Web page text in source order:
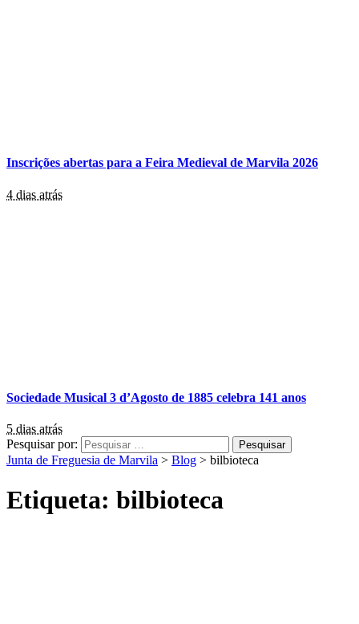
Inscrições abertas para a Feira Medieval de Marvila 2026
4 dias atrás
Sociedade Musical 3 d’Agosto de 1885 celebra 141 anos
5 dias atrás
Pesquisar por:
Junta de Freguesia de Marvila > Blog > bilbioteca
Etiqueta: bilbioteca